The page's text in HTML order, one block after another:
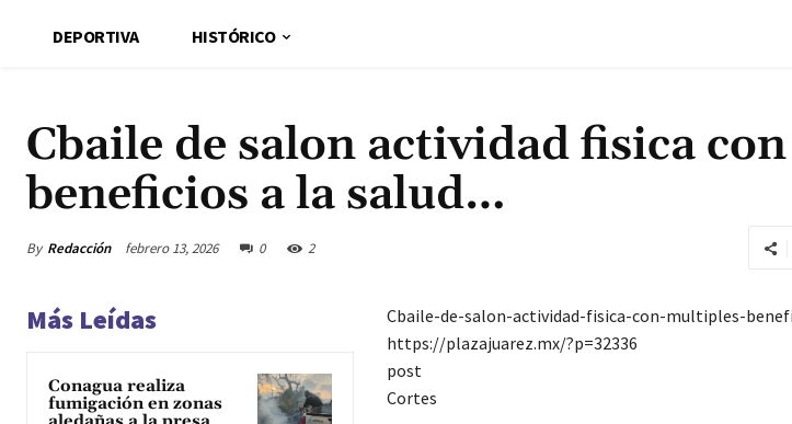
DEPORTIVA HISTÓRICO
Cbaile de salon actividad fisica
beneficios a la salud…
By Redacción febrero 13, 2026 0 2
Más Leídas
Conagua realiza
fumigación en zonas
Cbaile-de-salon-actividad-fisica-con-multiples-
https://plazajuarez.mx/?p=32336
post
Cortes